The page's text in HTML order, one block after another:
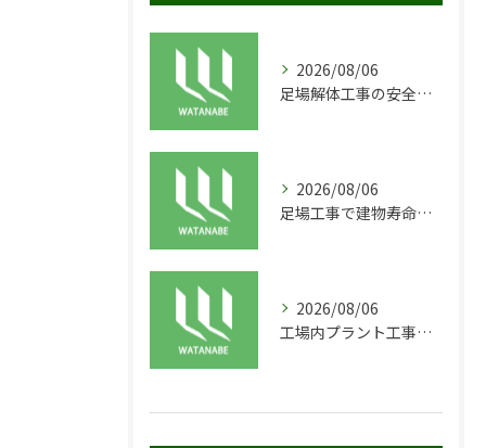
2026/08/06
足場解体工事の安全性と効率化のポイント
2026/08/06
足場工事で建物寿命を守る外装塗装の重要性
2026/08/06
工場内プラント工事に適した足場の安全対策と実践例